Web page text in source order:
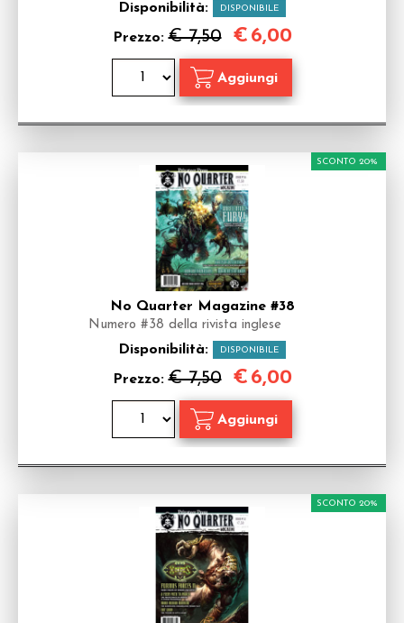
Disponibilità: DISPONIBILE
Prezzo:€ 7,50 € 6,00
No Quarter Magazine #38
Numero #38 della rivista inglese
Disponibilità: DISPONIBILE
Prezzo:€ 7,50
SCONTO 20%
€ 6,00
SCONTO 20%